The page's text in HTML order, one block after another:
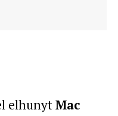
elhunytMac